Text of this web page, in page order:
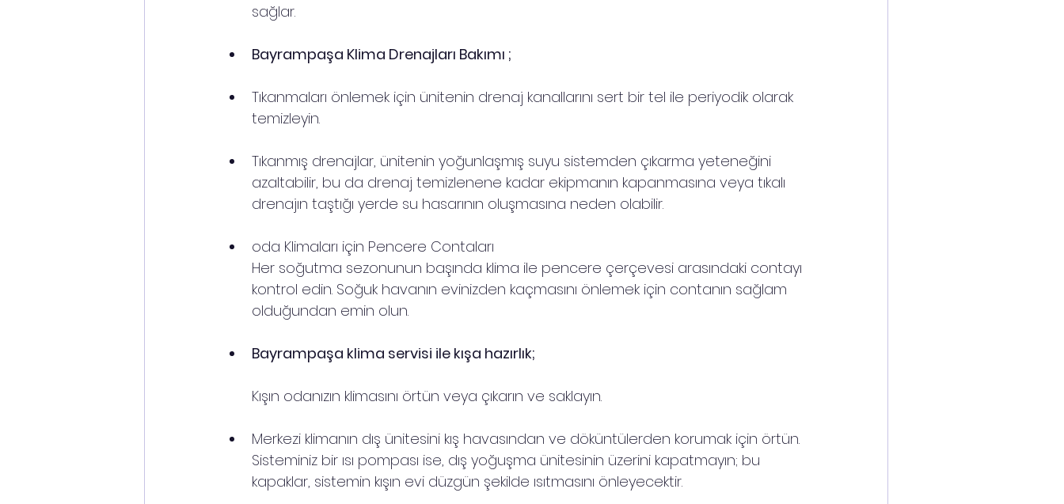
sağlar.
Bayrampaşa Klima Drenajları Bakımı ;
Tıkanmaları önlemek için ünitenin drenaj kanallarını sert bir tel ile periyodik olarak
temizleyin.
Tıkanmış drenajlar, ünitenin yoğunlaşmış suyu sistemden çıkarma yeteneğini
azaltabilir, bu da drenaj temizlenene kadar ekipmanın kapanmasına veya tıkalı
drenajın taştığı yerde su hasarının oluşmasına neden olabilir.
oda Klimaları için Pencere Contaları
Her soğutma sezonunun başında klima ile pencere çerçevesi arasındaki contayı
kontrol edin. Soğuk havanın evinizden kaçmasını önlemek için contanın sağlam
olduğundan emin olun.
Bayrampaşa klima servisi ile kışa hazırlık;
Kışın odanızın klimasını örtün veya çıkarın ve saklayın.
Merkezi klimanın dış ünitesini kış havasından ve döküntülerden korumak için örtün.
Sisteminiz bir ısı pompası ise, dış yoğuşma ünitesinin üzerini kapatmayın; bu
kapaklar, sistemin kışın evi düzgün şekilde ısıtmasını önleyecektir.